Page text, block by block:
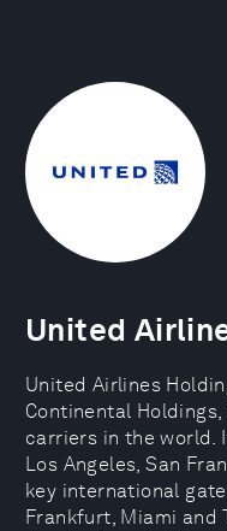
United
United Airlines
Continental
carriers in the world.
Los Angeles, San
key international
Frankfurt, Miami and